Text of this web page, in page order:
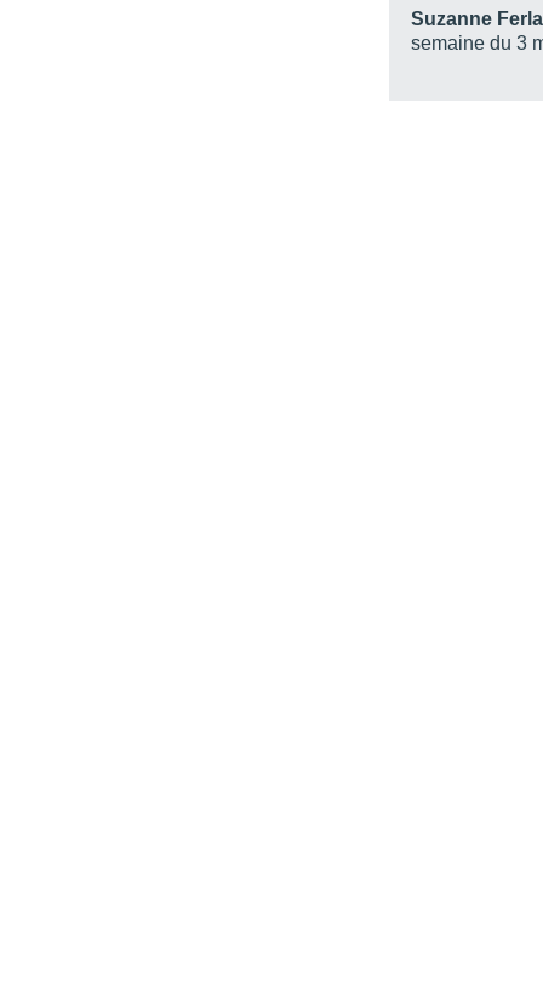
Suzanne
semaine du 3